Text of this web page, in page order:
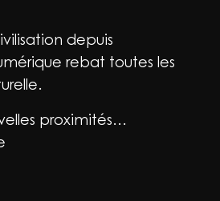
depuis
rebat toutes les
proximités…